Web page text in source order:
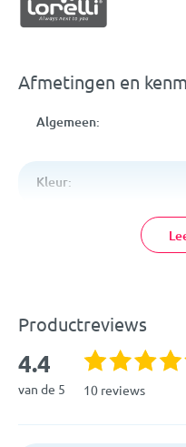
Afmetingen en
Algemeen:
Kleur:
Productreviews
4.4
van de 5 10 reviews